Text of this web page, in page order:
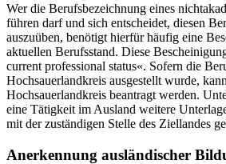
Wer die Berufsbezeichnung eines
führen darf und sich entscheidet, diesen
auszuüben, benötigt hierfür häufig eine
aktuellen Berufsstand. Diese
current professional status«. Sofern die
Hochsauerlandkreis ausgestellt wurde,
Hochsauerlandkreis beantragt werden.
eine Tätigkeit im Ausland weitere
mit der zuständigen Stelle des Ziellandes
Anerkennung ausländischer